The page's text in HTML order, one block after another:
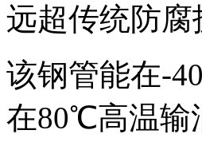
远超传统防腐
该钢管能在-
在80℃高温输